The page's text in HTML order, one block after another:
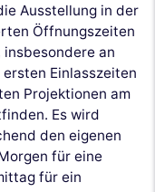
Ausstellung in der
Öffnungszeiten
an
Einlasszeiten
Projektionen am
Es wird
den eigenen
für eine
für ein